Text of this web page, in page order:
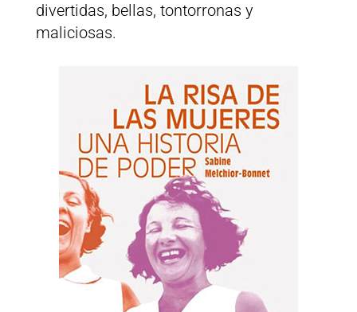
divertidas, bellas, tontorronas y
maliciosas.